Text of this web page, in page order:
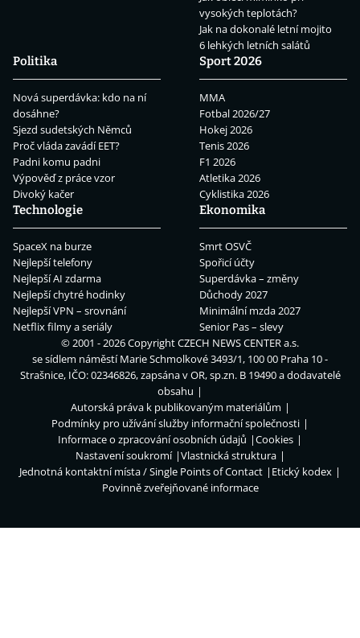
vysokých teplotách?
Jak na dokonalé letní mojito
6 lehkých letních salátů
Politika
Nová superdávka: kdo na ní
dosáhne?
Sjezd sudetských Němců
Proč vláda zavádí EET?
Padni komu padni
Výpověď z práce vzor
Divoký kačer
Sport 2026
MMA
Fotbal 2026/27
Hokej 2026
Tenis 2026
F1 2026
Atletika 2026
Cyklistika 2026
Technologie
SpaceX na burze
Nejlepší telefony
Nejlepší AI zdarma
Nejlepší chytré hodinky
Nejlepší VPN – srovnání
Netflix filmy a seriály
Ekonomika
Smrt OSVČ
Spořicí účty
Superdávka – změny
Důchody 2027
Minimální mzda 2027
Senior Pas – slevy
© 2001 - 2026 CopyrightCZECH NEWS CENTER a.s.
se sídlem náměstí Marie Schmolkové 3493/1, 100 00 Praha 10 -
Strašnice, IČO: 02346826, zapsána v OR, sp.zn. B 19490 a dodavatelé
obsahu
Autorská práva k publikovaným materiálům
Podmínky pro užívání služby informační společnosti
Informace o zpracování osobních údajů
Cookies
Nastavení soukromí
Vlastnická struktura
Jednotná kontaktní místa / Single Points of Contact
Etický kodex
Povinně zveřejňované informace